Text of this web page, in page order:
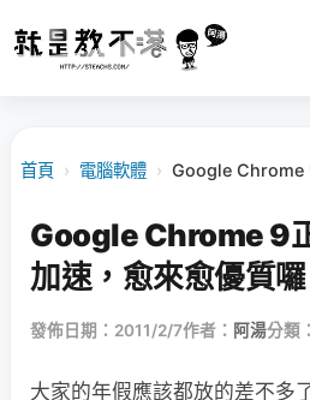
首頁 › 電腦軟體 › Google Chrome
Google Chrome 9
加速，愈來愈優質囉
發佈日期：2011/2/7作者： 阿湯分類：
大家的年假應該都放的差不多